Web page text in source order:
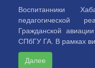
Воспитанники
педагогической
Гражданской
СПбГУ ГА. В рамках
Далее